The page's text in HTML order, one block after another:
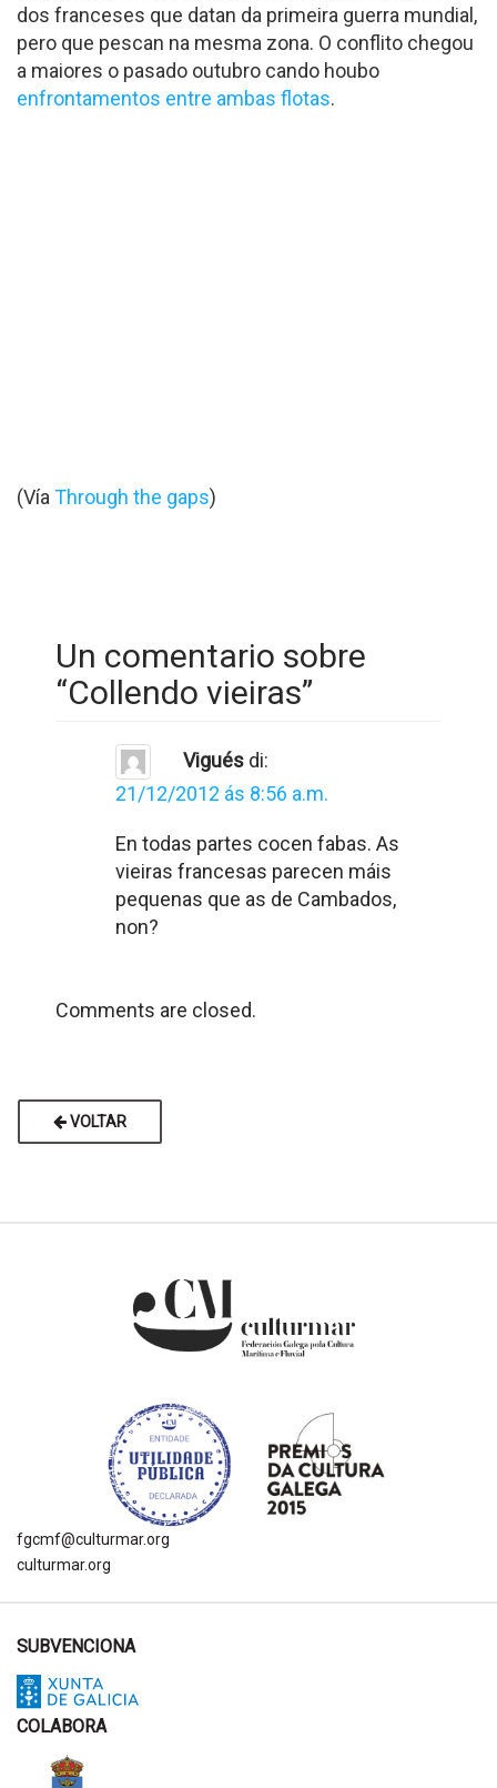
dos franceses que datan da primeira guerra mundial,
pero que pescan na mesma zona. O conflito chegou
a maiores o pasado outubro cando houbo
enfrontamentos entre ambas flotas.
(Vía Through the gaps)
Un comentario sobre
“Collendo vieiras”
Vigués di:
21/12/2012 ás 8:56 a.m.
En todas partes cocen fabas. As
vieiras francesas parecen máis
pequenas que as de Cambados,
non?
Comments are closed.
VOLTAR
fgcmf@culturmar.org
culturmar.org
SUBVENCIONA
COLABORA